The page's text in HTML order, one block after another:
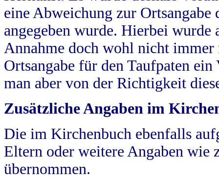
eine Abweichung zur
angegeben wurde. Hierbei wurde
Annahme doch wohl nicht
Ortsangabe für den Taufpaten
man aber von der Richtigkeit
Zusätzliche Angaben im
Die im Kirchenbuch ebenfalls
Eltern oder weitere Angaben wie
übernommen.